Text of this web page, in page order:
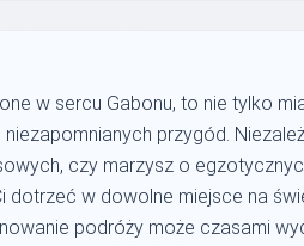
w sercu Gabonu, to nie tylko
niezapomnianych przygód.
czy marzysz o
dotrzeć w dowolne miejsce na
podróży może czasami